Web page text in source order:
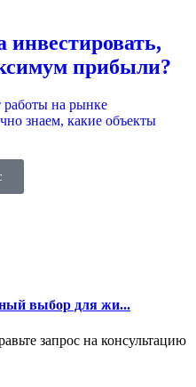
инвестировать,
прибыли?
на рынке
знаем, какие объекты
выбор для жи...
запрос на консультацию